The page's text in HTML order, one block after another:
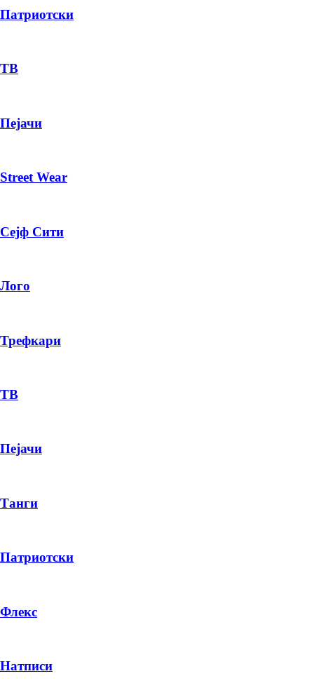
PRODUCT
ПЛАТИ ПРИ ДОСТАВА ВО КЕШ
Патриотски
ТВ
Пејачи
Street Wear
Сејф Сити
Лого
Трефкари
ТВ
Пејачи
Танги
Патриотски
Флекс
Натписи